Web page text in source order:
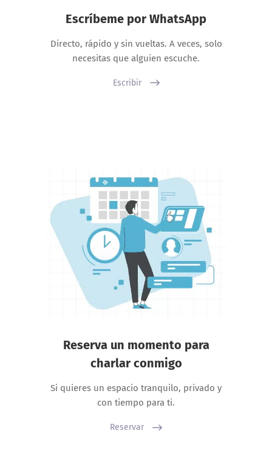
Escríbeme por WhatsApp
Directo, rápido y sin vueltas. A veces, solo
necesitas que alguien escuche.
Escribir
Reserva un momento para
charlar conmigo
Si quieres un espacio tranquilo, privado y
con tiempo para ti.
Reservar